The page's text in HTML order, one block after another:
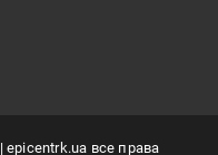
| epicentrk.ua все права